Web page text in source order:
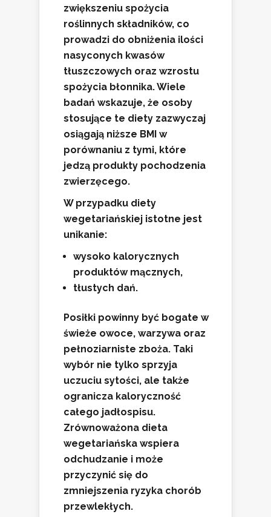
zwiększeniu spożycia
roślinnych składników, co
prowadzi do obniżenia ilości
nasyconych kwasów
tłuszczowych oraz wzrostu
spożycia błonnika. Wiele
badań wskazuje, że osoby
stosujące te diety zazwyczaj
osiągają niższe BMI w
porównaniu z tymi, które
jedzą produkty pochodzenia
zwierzęcego.
W przypadku diety
wegetariańskiej istotne jest
unikanie:
wysoko kalorycznych
produktów mącznych,
tłustych dań.
Posiłki powinny być bogate w
świeże owoce, warzywa oraz
pełnoziarniste zboża. Taki
wybór nie tylko sprzyja
uczuciu sytości, ale także
ogranicza kaloryczność
całego jadłospisu.
Zrównoważona dieta
wegetariańska wspiera
odchudzanie i może
przyczynić się do
zmniejszenia ryzyka chorób
przewlekłych.